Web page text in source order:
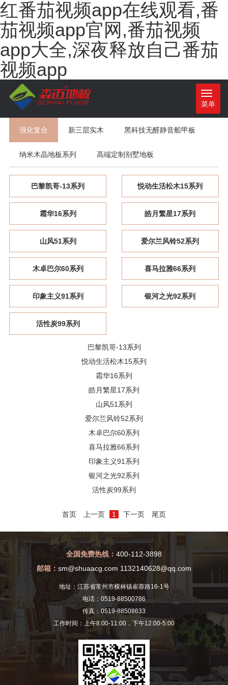
红番茄视频app在线观看,番
茄视频app官网,番茄视频
app大全,深夜释放自己番茄
视频app
Toggle
菜单
强化复合 新三层实木 黑科技无醛静音船甲板
纳米木晶地板系列 高端定制别墅地板
巴黎凯哥-13系列 悦动生活松木15系列
霜华16系列 皓月繁星17系列
山风51系列 爱尔兰风铃52系列
木卓巴尔60系列 喜马拉雅66系列
印象主义91系列 银河之光92系列
活性炭99系列
巴黎凯哥-13系列
悦动生活松木15系列
霜华16系列
皓月繁星17系列
山风51系列
爱尔兰风铃52系列
木卓巴尔60系列
喜马拉雅66系列
印象主义91系列
银河之光92系列
活性炭99系列
首页 上一页 1 下一页 尾页
全国免费热线： 400-112-3898
邮箱： sm@shuaacg.com 1132140628@qq.com
地址：江苏省常州市横林镇崔蓉路16-1号
电话：0519-88500786
传真：0519-88508633
工作时间：上午8:00-11:00，下午12:00-5:00